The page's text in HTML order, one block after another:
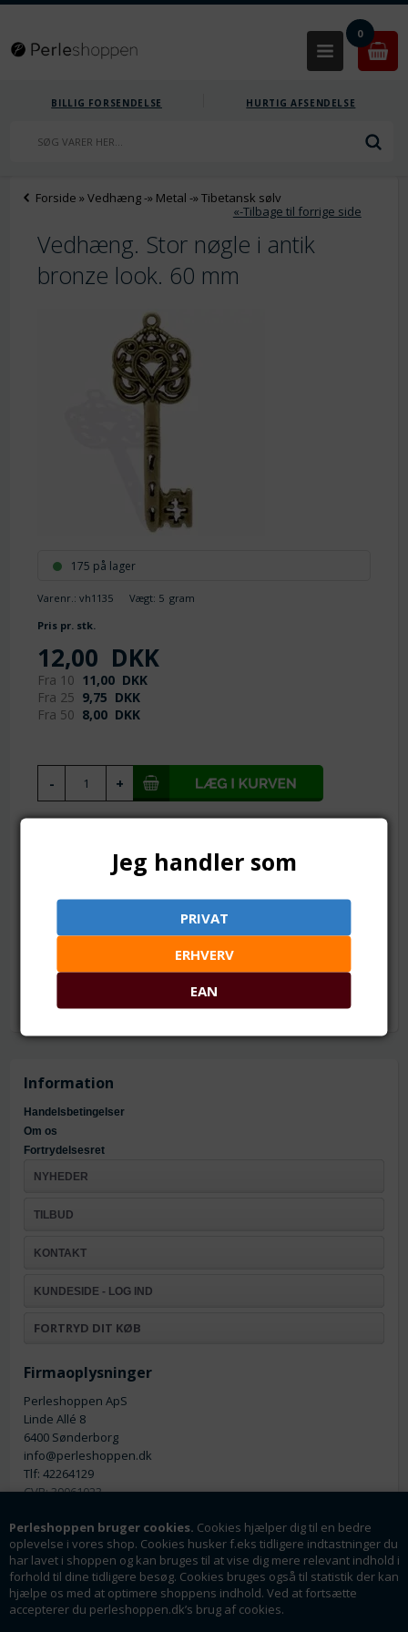
Perleshoppen bruger cookies. Cookies hjælper dig til en bedre
oplevelse i vores shop. Cookies husker f.eks tidligere indtastninger du
har lavet i shoppen og kan bruges til at vise dig mere relevant indhold i
forhold til dine tidligere besøg. Cookies bruges også til statistik der kan
hjælpe os med at optimere shoppens indhold. Ved at fortsætte
accepterer du perleshoppen.dk’s brug af cookies.
0
BILLIG FORSENDELSE HURTIG AFSENDELSE
Forside »Vedhæng-» Metal -»Tibetansk sølv
«-Tilbage til forrige side
Vedhæng. Stor nøgle i antik
bronze look. 60 mm
175 på lager
Varenr.:vh1135 Vægt: 5 gram
Pris pr. stk.
12,00 DKK
Fra 10 11,00 DKK
Fra 25 9,75 DKK
Fra 50 8,00 DKK
60 x 21 mm. Med glat bagside
Hul: ca. 2.2 mm
Materiale: bronze farvet metallegering
Information
Handelsbetingelser
Om os
Fortrydelsesret
NYHEDER
TILBUD
KONTAKT
KUNDESIDE - LOG IND
FORTRYD DIT KØB
Firmaoplysninger
Perleshoppen ApS
Linde Allé 8
6400 Sønderborg
info@perleshoppen.dk
Tlf: 42264129
CVR: 39061023
Nyhedsmail
Jeg handler som
PRIVAT
ERHVERV
EAN